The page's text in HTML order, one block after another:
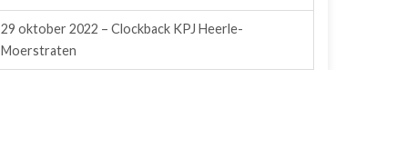
29 oktober 2022 – Clockback KPJ Heerle-
Moerstraten